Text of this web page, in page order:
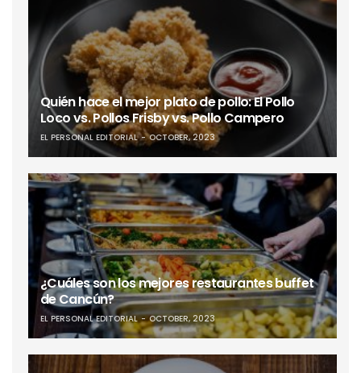
Quién hace el mejor plato de pollo: El Pollo
Loco vs. Pollos Frisby vs. Pollo Campero
EL PERSONAL EDITORIAL OCTOBER, 2023
¿Cuáles son los mejores restaurantes buffet
de Cancún?
EL PERSONAL EDITORIAL OCTOBER, 2023